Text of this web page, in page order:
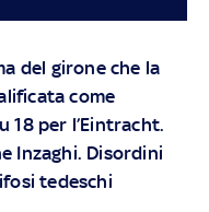
del girone che la
come
18 per l’Eintracht.
Inzaghi. Disordini
tedeschi